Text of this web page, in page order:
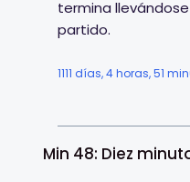
termina
partido.
1111 días, 4 horas, 51
Min 48: Diez